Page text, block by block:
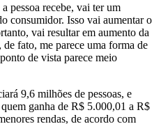
pessoa recebe, vai ter um
consumidor. Isso vai aumentar o
vai resultar em aumento da
fato, me parece uma forma de
de vista parece meio
9,6 milhões de pessoas, e
ganha de R$ 5.000,01 a R$
rendas, de acordo com